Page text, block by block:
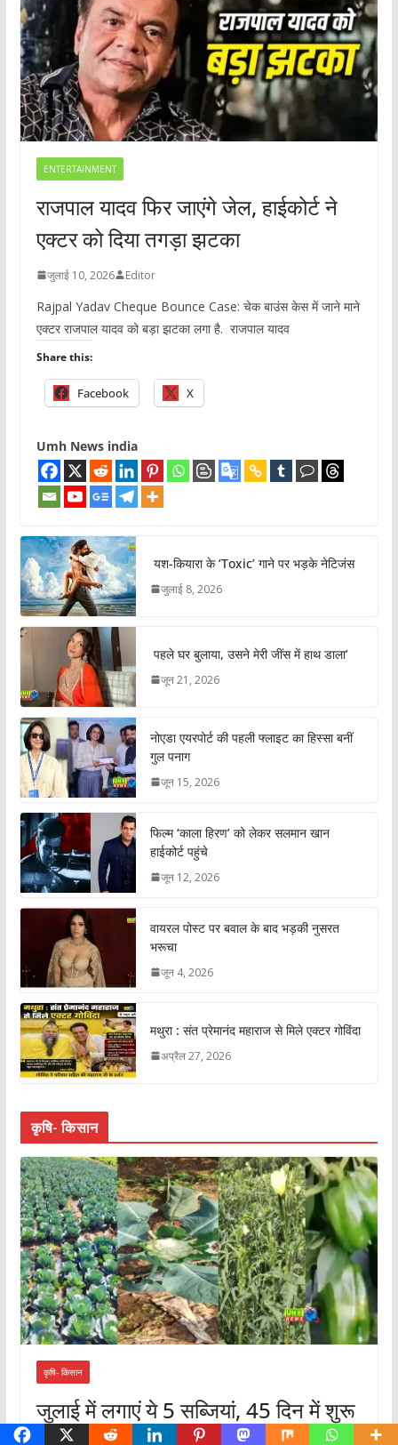
ENTERTAINMENT
राजपाल यादव फिर जाएंगे जेल, हाईकोर्ट ने
एक्टर को दिया तगड़ा झटका
जुलाई 10, 2026 Editor
Rajpal Yadav Cheque Bounce Case: चेक बाउंस केस में जाने माने
एक्टर राजपाल यादव को बड़ा झटका लगा है. राजपाल यादव
Share this:
Facebook X
Umh News india
यश-कियारा के ‘Toxic’ गाने पर भड़के नेटिजंस
जुलाई 8, 2026
पहले घर बुलाया, उसने मेरी जींस में हाथ डाला’
जून 21, 2026
नोएडा एयरपोर्ट की पहली फ्लाइट का हिस्सा बनीं
गुल पनाग
जून 15, 2026
फिल्म ‘काला हिरण’ को लेकर सलमान खान
हाईकोर्ट पहुंचे
जून 12, 2026
वायरल पोस्ट पर बवाल के बाद भड़की नुसरत
भरूचा
जून 4, 2026
मथुरा : संत प्रेमानंद महाराज से मिले एक्टर गोविंदा
अप्रैल 27, 2026
कृषि- किसान
कृषि- किसान
जुलाई में लगाएं ये 5 सब्जियां, 45 दिन में शुरू